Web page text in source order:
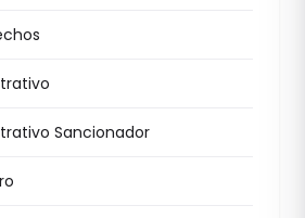
Sancionador